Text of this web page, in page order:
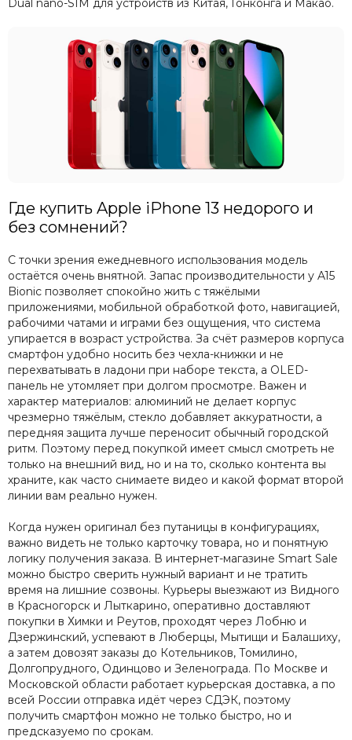
Dual nano-SIM для устройств из Китая, Гонконга и Макао.
Где купить Apple iPhone 13 недорого и
без сомнений?
С точки зрения ежедневного использования модель
остаётся очень внятной. Запас производительности у A15
Bionic позволяет спокойно жить с тяжёлыми
приложениями, мобильной обработкой фото, навигацией,
рабочими чатами и играми без ощущения, что система
упирается в возраст устройства. За счёт размеров корпуса
смартфон удобно носить без чехла-книжки и не
перехватывать в ладони при наборе текста, а OLED-
панель не утомляет при долгом просмотре. Важен и
характер материалов: алюминий не делает корпус
чрезмерно тяжёлым, стекло добавляет аккуратности, а
передняя защита лучше переносит обычный городской
ритм. Поэтому перед покупкой имеет смысл смотреть не
только на внешний вид, но и на то, сколько контента вы
храните, как часто снимаете видео и какой формат второй
линии вам реально нужен.
Когда нужен оригинал без путаницы в конфигурациях,
важно видеть не только карточку товара, но и понятную
логику получения заказа. В интернет-магазине Smart Sale
можно быстро сверить нужный вариант и не тратить
время на лишние созвоны. Курьеры выезжают из Видного
в Красногорск и Лыткарино, оперативно доставляют
покупки в Химки и Реутов, проходят через Лобню и
Дзержинский, успевают в Люберцы, Мытищи и Балашиху,
а затем довозят заказы до Котельников, Томилино,
Долгопрудного, Одинцово и Зеленограда. По Москве и
Московской области работает курьерская доставка, а по
всей России отправка идёт через СДЭК, поэтому
получить смартфон можно не только быстро, но и
предсказуемо по срокам.